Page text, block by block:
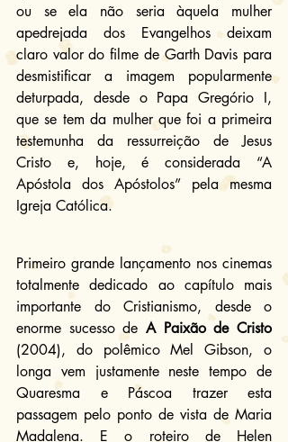
ou se ela não seria àquela mulher
apedrejada dos Evangelhos deixam
claro valor do filme de Garth Davis para
desmistificar a imagem popularmente
deturpada, desde o Papa Gregório I,
que se tem da mulher que foi a primeira
testemunha da ressurreição de Jesus
Cristo e, hoje, é considerada “A
Apóstola dos Apóstolos” pela mesma
Igreja Católica.
Primeiro grande lançamento nos cinemas
totalmente dedicado ao capítulo mais
importante do Cristianismo, desde o
enorme sucesso de A Paixão de Cristo
(2004), do polêmico Mel Gibson, o
longa vem justamente neste tempo de
Quaresma e Páscoa trazer esta
passagem pelo ponto de vista de Maria
Madalena. E o roteiro de Helen